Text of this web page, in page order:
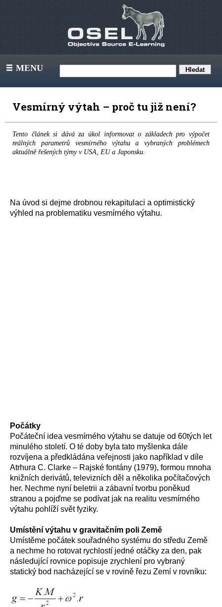
III MENU
Vesmírný výtah – proč tu již není?
Tento článek si dává za úkol informovat o základech pro výpočet
reálných parametrů vesmírného výtahu a vybraných problémech
aktuálně řešených týmy v USA, EU a Japonsku.
Na úvod si dejme drobnou rekapitulaci a optimistický
výhled na problematiku vesmírného výtahu.
Počátky
Počáteční idea vesmírného výtahu se datuje od 60tých let
minulého století. O té doby byla tato myšlenka dále
rozvíjena a předkládána veřejnosti jako například v díle
Atrhura C. Clarke – Rajské fontány (1979), formou mnoha
knižních derivátů, televizních děl a několika počítačových
her. Nechme nyní beletrii a zábavní tvorbu poněkud
stranou a pojďme se podívat jak na realitu vesmírného
výtahu pohlíží svět fyziky.
Umístění výtahu v gravitačním poli Země
Umístěme počátek souřadného systému do středu Země
a nechme ho rotovat rychlostí jedné otáčky za den, pak
následující rovnice popisuje zrychlení pro vybraný
statický bod nacházející se v rovině řezu Zemí v rovníku: